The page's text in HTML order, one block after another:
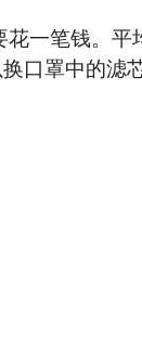
笔钱。平
口罩中的滤